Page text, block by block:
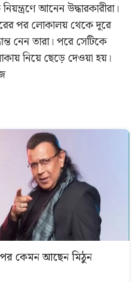
আনেন উদ্ধারকারীরা।
পর লোকালয় থেকে দূরে
নেন তারা। পরে সেটিকে
নিয়ে ছেড়ে দেওয়া হয়।
পর কেমন আছেন মিঠুন